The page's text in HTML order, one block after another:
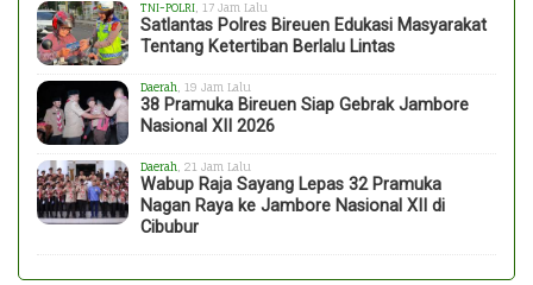
TNI-POLRI , 17 Jam Lalu
Satlantas Polres Bireuen Edukasi Masyarakat
Tentang Ketertiban Berlalu Lintas
Daerah , 19 Jam Lalu
38 Pramuka Bireuen Siap Gebrak Jambore
Nasional XII 2026
Daerah , 21 Jam Lalu
Wabup Raja Sayang Lepas 32 Pramuka
Nagan Raya ke Jambore Nasional XII di
Cibubur